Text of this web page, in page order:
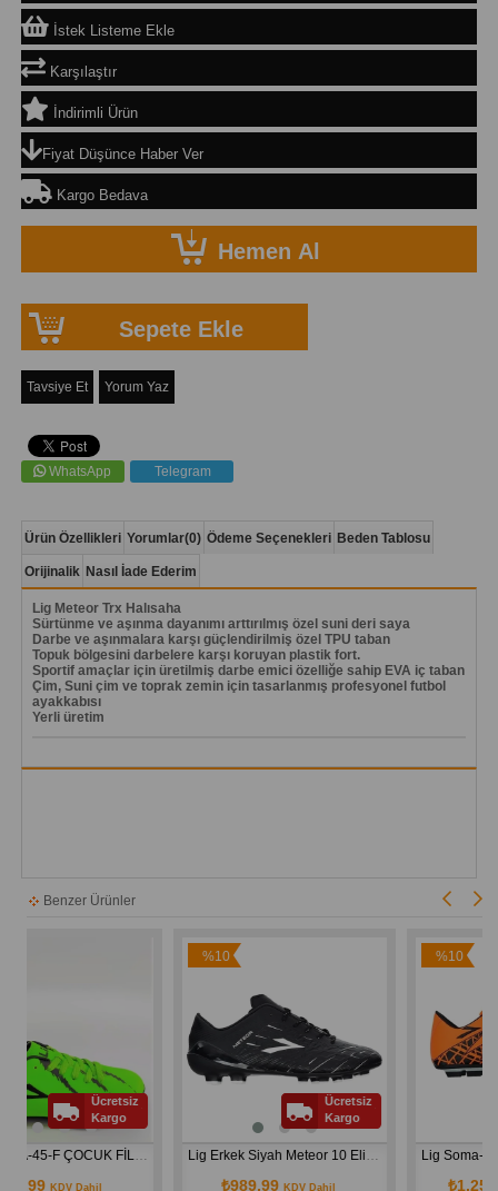
İstek Listeme Ekle
Karşılaştır
İndirimli Ürün
Fiyat Düşünce Haber Ver
Kargo Bedava
Tavsiye Et Yorum Yaz
WhatsApp Telegram
Ürün Özellikleri Yorumlar(0) Ödeme Seçenekleri Beden Tablosu
Orijinalik Nasıl İade Ederim
Lig Meteor Trx Halısaha
Sürtünme ve aşınma dayanımı arttırılmış özel suni deri saya
Darbe ve aşınmalara karşı güçlendirilmiş özel TPU taban
Topuk bölgesini darbelere karşı koruyan plastik fort.
Sportif amaçlar için üretilmiş darbe emici özelliğe sahip EVA iç taban
Çim, Suni çim ve toprak zemin için tasarlanmış profesyonel futbol
ayakkabısı
Yerli üretim
Benzer Ürünler
LİG ZİGANA-45-F ÇOCUK FİLET  HALI SAHA AYAKKABI YEŞİL SİYAH
Dahil
Ücretsiz
Kargo
Lig Erkek Siyah Meteor 10 Elit Krampon Spor Ayakkabı
₺989,99KDV Dahil
Ücretsiz
Kargo
₺1.259,99KDV